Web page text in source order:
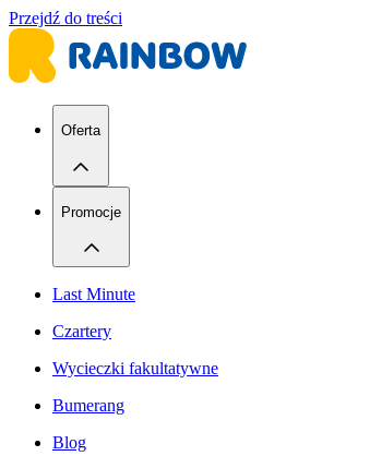
Przejdź do treści
Oferta
Promocje
Last Minute
Czartery
Wycieczki fakultatywne
Bumerang
Blog